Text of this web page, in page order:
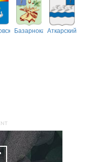
Базарнокарабулакский
Аткарский